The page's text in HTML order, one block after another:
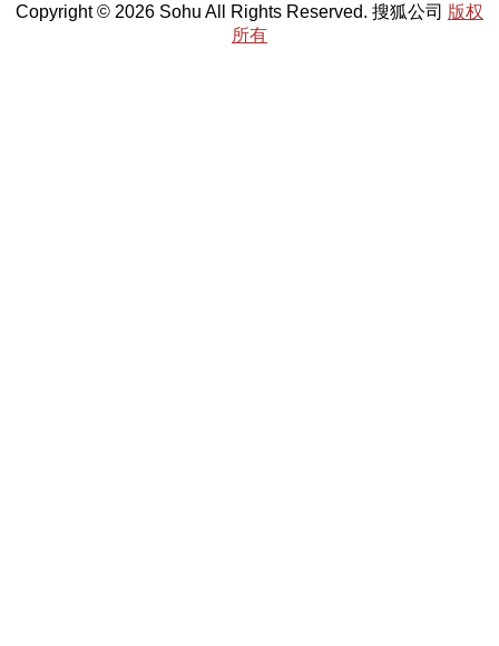
Copyright © 2026 Sohu All Rights Reserved. 搜狐公司 版权
所有